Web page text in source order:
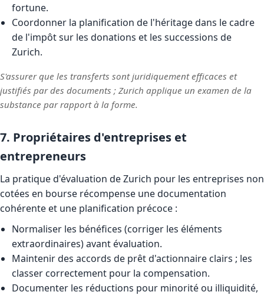
fortune.
Coordonner la planification de l'héritage dans le cadre
de l'impôt sur les donations et les successions de
Zurich.
S'assurer que les transferts sont juridiquement efficaces et
justifiés par des documents ; Zurich applique un examen de la
substance par rapport à la forme.
7. Propriétaires d'entreprises et
entrepreneurs
La pratique d'évaluation de Zurich pour les entreprises non
cotées en bourse récompense une documentation
cohérente et une planification précoce :
Normaliser les bénéfices (corriger les éléments
extraordinaires) avant évaluation.
Maintenir des accords de prêt d'actionnaire clairs ; les
classer correctement pour la compensation.
Documenter les réductions pour minorité ou illiquidité,